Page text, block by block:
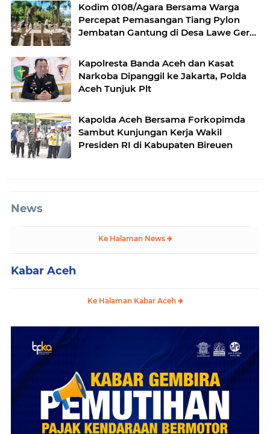
Kodim 0108/Agara Bersama Warga
Percepat Pemasangan Tiang Pylon
Jembatan Gantung di Desa Lawe Ger-
Kapolresta Banda Aceh dan Kasat
Narkoba Dipanggil ke Jakarta, Polda
Aceh Tunjuk Plt
Kapolda Aceh Bersama Forkopimda
Sambut Kunjungan Kerja Wakil
Presiden RI di Kabupaten Bireuen
News
Ke Halaman News
Kabar Aceh
Ke Halaman Kabar Aceh